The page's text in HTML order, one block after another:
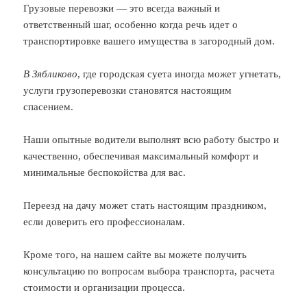
Грузовые перевозки — это всегда важный и
ответственный шаг, особенно когда речь идет о
транспортировке вашего имущества в загородный дом.
В Зябликово, где городская суета иногда может угнетать,
услуги грузоперевозки становятся настоящим
спасением.
Наши опытные водители выполнят всю работу быстро и
качественно, обеспечивая максимальный комфорт и
минимальные беспокойства для вас.
Переезд на дачу может стать настоящим праздником,
если доверить его профессионалам.
Кроме того, на нашем сайте вы можете получить
консультацию по вопросам выбора транспорта, расчета
стоимости и организации процесса.